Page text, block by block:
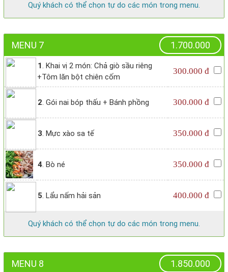
Quý khách có thể chọn tự do các món trong menu.
MENU 7 1.700.000
1. Khai vị 2 món: Chả giò sầu riêng
+Tôm lăn bột chiên cốm
300.000 đ
2. Gói nai bóp thấu + Bánh phồng 300.000 đ
3. Mực xào sa tế 350.000 đ
4. Bò né 350.000 đ
5. Lẩu nấm hải sản 400.000 đ
Quý khách có thể chọn tự do các món trong menu.
MENU 8 1.850.000